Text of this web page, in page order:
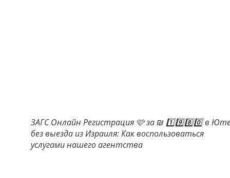
ЗАГС Онлайн Регистрация 🩷 за ₪ 1️⃣9️⃣8️⃣0️⃣ в
без выезда из Израиля: Как воспользоваться
услугами нашего агентства